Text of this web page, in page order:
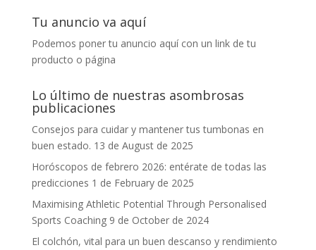
Tu anuncio va aquí
Podemos poner tu anuncio aquí con un link de tu
producto o página
Lo último de nuestras asombrosas
publicaciones
Consejos para cuidar y mantener tus tumbonas en
buen estado. 13 de August de 2025
Horóscopos de febrero 2026: entérate de todas las
predicciones 1 de February de 2025
Maximising Athletic Potential Through Personalised
Sports Coaching 9 de October de 2024
El colchón, vital para un buen descanso y rendimiento